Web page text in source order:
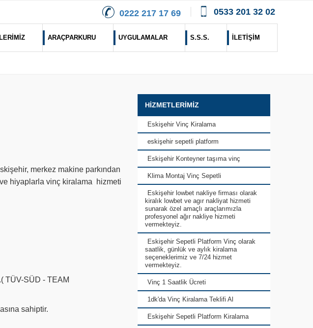
0533 201 32 02
0222 217 17 69
ARAÇPARKURU UYGULAMALAR S.S.S. İLETİŞİM
merkez makine parkından
hiyaplarla vinç kiralama hizmeti
TÜV-SÜD - TEAM
sahiptir.
HİZMETLERİMİZ
Eskişehir Vinç Kiralama
eskişehir sepetli platform
Eskişehir Konteyner taşıma vinç
Klima Montaj Vinç Sepetli
Eskişehir lowbet nakliye firması olarak
kiralık lowbet ve agır nakliyat hizmeti
sunarak özel amaçlı araçlarımızla
profesyonel ağır nakliye hizmeti
vermekteyiz.
Eskişehir Sepetli Platform Vinç olarak
saatlik, günlük ve aylık kiralama
seçeneklerimiz ve 7/24 hizmet
vermekteyiz.
Vinç 1 Saatlik Ücreti
1dk'da Vinç Kiralama Teklifi Al
Eskişehir Sepetli Platform Kiralama